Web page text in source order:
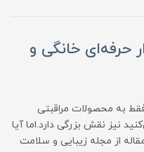
حرفه‌ای خانگی و
به محصولات مراقبتی
نیز نقش بزرگی دارد.اما آیا
از مجله زیبایی و سلامت